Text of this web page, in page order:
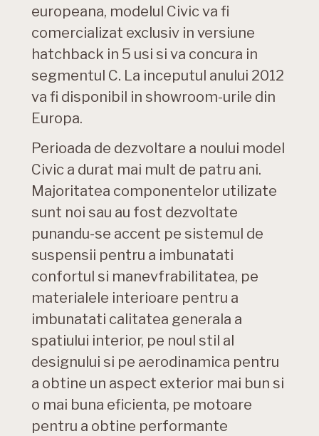
europeana, modelul Civic va fi
comercializat exclusiv in versiune
hatchback in 5 usi si va concura in
segmentul C. La inceputul anului 2012
va fi disponibil in showroom-urile din
Europa.
Perioada de dezvoltare a noului model
Civic a durat mai mult de patru ani.
Majoritatea componentelor utilizate
sunt noi sau au fost dezvoltate
punandu-se accent pe sistemul de
suspensii pentru a imbunatati
confortul si manevfrabilitatea, pe
materialele interioare pentru a
imbunatati calitatea generala a
spatiului interior, pe noul stil al
designului si pe aerodinamica pentru
a obtine un aspect exterior mai bun si
o mai buna eficienta, pe motoare
pentru a obtine performante